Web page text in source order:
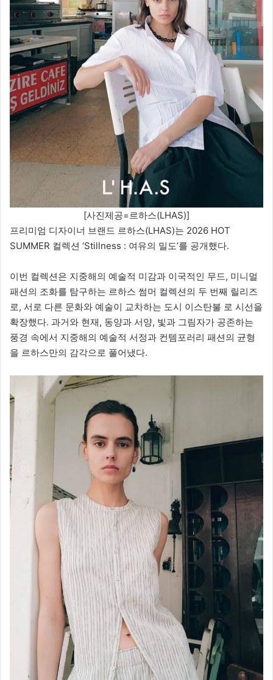
[사진제공=르하스(LHAS)]
프리미엄 디자이너 브랜드 르하스(LHAS)는 2026 HOT
SUMMER 컬렉션 ‘Stillness : 여유의 밀도’를 공개했다.
이번 컬렉션은 지중해의 예술적 미감과 이국적인 무드, 미니멀
패션의 조화를 탐구하는 르하스 썸머 컬렉션의 두 번째 릴리즈
로, 서로 다른 문화와 예술이 교차하는 도시 이스탄불 로 시선을
확장했다. 과거와 현재, 동양과 서양, 빛과 그림자가 공존하는
풍경 속에서 지중해의 예술적 서정과 컨템포러리 패션의 균형
을 르하스만의 감각으로 풀어냈다.